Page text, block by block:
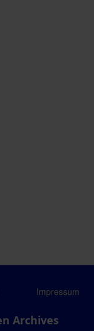
Impressum
Archives